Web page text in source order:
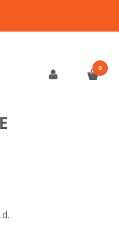
0
DD rite + DOVANA 24cm
RITE +